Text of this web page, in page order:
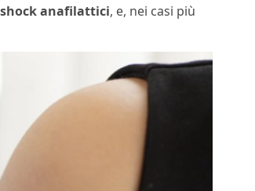
shock anafilattici, e, nei casi più